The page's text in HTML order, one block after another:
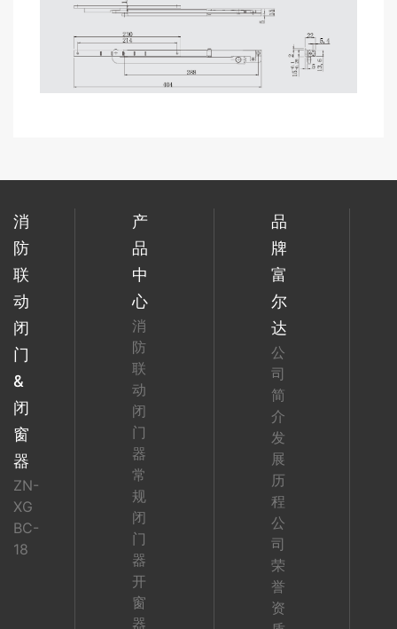
消
防
联
动
闭
门
&
闭
窗
器
ZN-
XG
BC-
18
产
品
中
心
消
防
联
动
闭
门
器
常
规
闭
门
器
开
窗
器
品
牌
富
尔
达
公
司
简
介
发
展
历
程
公
司
荣
誉
资